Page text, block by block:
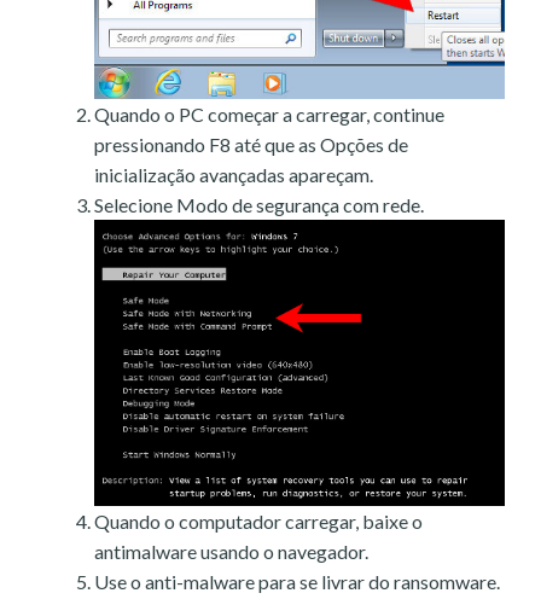
Quando o PC começar a carregar, continue
pressionando F8 até que as Opções de
inicialização avançadas apareçam.
Selecione Modo de segurança com rede.
Quando o computador carregar, baixe o
antimalware usando o navegador.
Use o anti-malware para se livrar do ransomware.